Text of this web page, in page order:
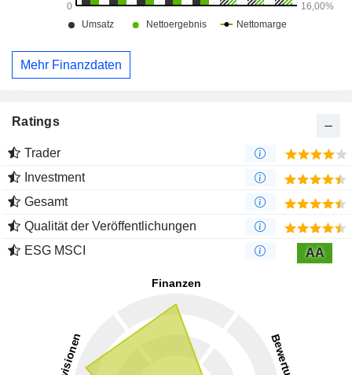
Mehr Finanzdaten
Ratings
Trader
Investment
Gesamt
Qualität der Veröffentlichungen
ESG MSCI
AA